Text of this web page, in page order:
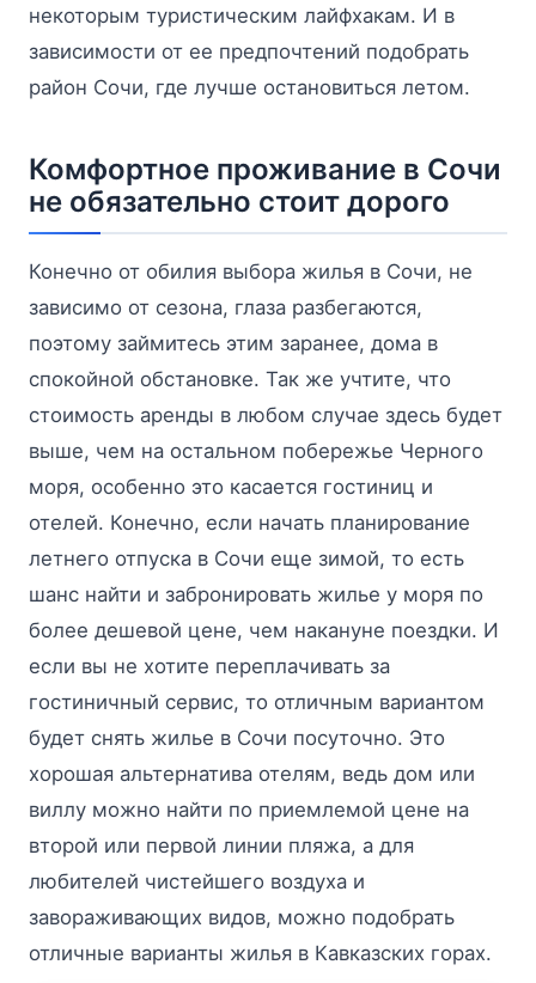
некоторым туристическим лайфхакам. И в
зависимости от ее предпочтений подобрать
район Сочи, где лучше остановиться летом.
Комфортное проживание в Сочи
не обязательно стоит дорого
Конечно от обилия выбора жилья в Сочи, не
зависимо от сезона, глаза разбегаются,
поэтому займитесь этим заранее, дома в
спокойной обстановке. Так же учтите, что
стоимость аренды в любом случае здесь будет
выше, чем на остальном побережье Черного
моря, особенно это касается гостиниц и
отелей. Конечно, если начать планирование
летнего отпуска в Сочи еще зимой, то есть
шанс найти и забронировать жилье у моря по
более дешевой цене, чем накануне поездки. И
если вы не хотите переплачивать за
гостиничный сервис, то отличным вариантом
будет снять жилье в Сочи посуточно. Это
хорошая альтернатива отелям, ведь дом или
виллу можно найти по приемлемой цене на
второй или первой линии пляжа, а для
любителей чистейшего воздуха и
завораживающих видов, можно подобрать
отличные варианты жилья в Кавказских горах.